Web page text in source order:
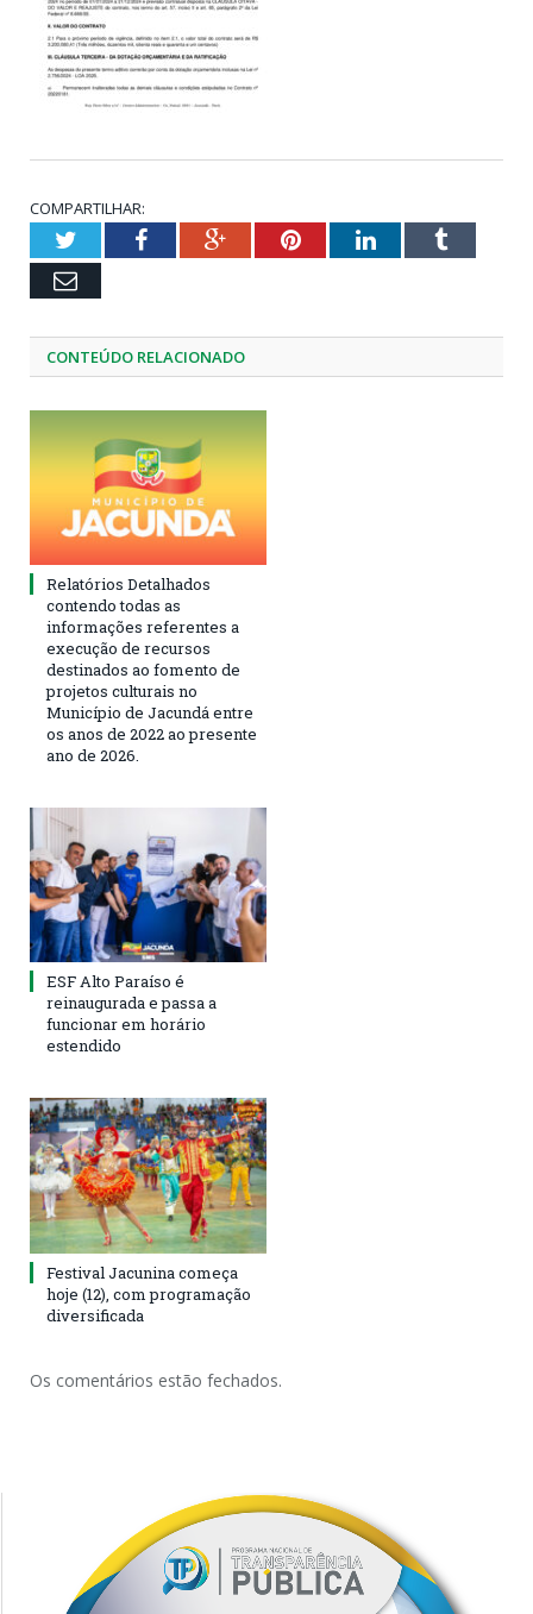
COMPARTILHAR:
TwitterFacebookGoogle+PinterestLinkedInTumblr
Email
CONTEÚDO RELACIONADO
Relatórios Detalhados
contendo todas as
informações referentes a
execução de recursos
destinados ao fomento de
projetos culturais no
Município de Jacundá entre
os anos de 2022 ao presente
ano de 2026.
ESF Alto Paraíso é
reinaugurada e passa a
funcionar em horário
estendido
Festival Jacunina começa
hoje (12), com programação
diversificada
Os comentários estão fechados.